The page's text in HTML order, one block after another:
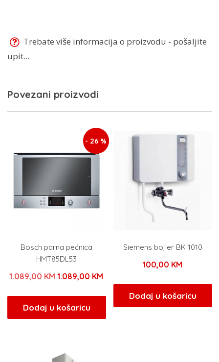
Trebate više informacija o proizvodu - pošaljite
upit...
Povezani proizvodi
- 26 %
Bosch parna pećnica
HMT85DL53
1.089,00KMIzvorna
bila
je:
1.089,00 KM
1.089,00 KM.
Dodaj u košaricu
Siemens bojler BK 1010
100,00 KM
Dodaj u košaricu